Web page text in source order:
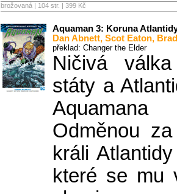
brožovaná | 104 str. | 399 Kč
Aquaman 3: Koruna
Dan Abnett, Scot Eaton,
překlad: Changer the Elder
Ničivá
státy a
Odměnou
králi
které se mu